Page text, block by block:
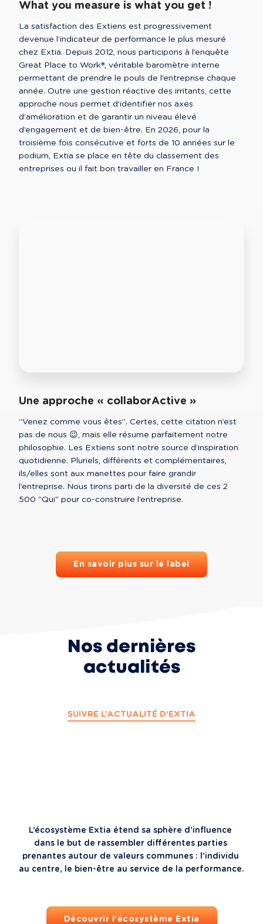
What you measure is what you get !
La satisfaction des Extiens est progressivement
devenue l’indicateur de performance le plus mesuré
chez Extia. Depuis 2012, nous participons à l’enquête
Great Place to Work®, véritable baromètre interne
permettant de prendre le pouls de l’entreprise chaque
année. Outre une gestion réactive des irritants, cette
approche nous permet d’identifier nos axes
d’amélioration et de garantir un niveau élevé
d’engagement et de bien-être. En 2026, pour la
troisième fois consécutive et forts de 10 années sur le
podium, Extia se place en tête du classement des
entreprises ou il fait bon travailler en France !
Une approche « collaborActive »
“Venez comme vous êtes”. Certes, cette citation n’est
pas de nous 😉, mais elle résume parfaitement notre
philosophie. Les Extiens sont notre source d’inspiration
quotidienne. Pluriels, différents et complémentaires,
ils/elles sont aux manettes pour faire grandir
l’entreprise. Nous tirons parti de la diversité de ces 2
500 "Qui" pour co-construire l’entreprise.
En savoir plus sur le label
Nos dernières
actualités
SUIVRE L’ACTUALITÉ D’EXTIA
L’écosystème Extia étend sa sphère d’influence
dans le but de rassembler différentes parties
prenantes autour de valeurs communes : l’individu
au centre, le bien-être au service de la performance.
Découvrir l’écosystème Extia